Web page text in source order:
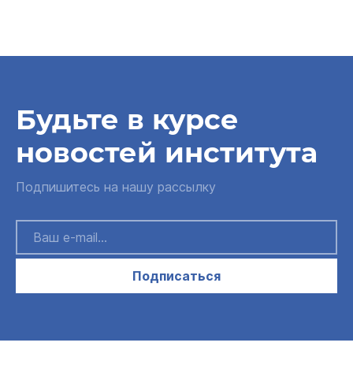
Будьте в курсе
новостей института
Подпишитесь на нашу рассылку
Подписаться